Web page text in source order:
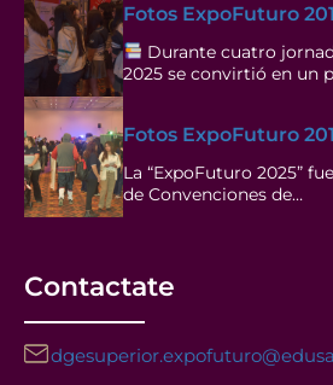
Fotos ExpoFuturo
Durante cuatro
2025 se convirtió en un
Fotos ExpoFuturo
La “ExpoFuturo 2025”
de Convenciones de…
Contactate